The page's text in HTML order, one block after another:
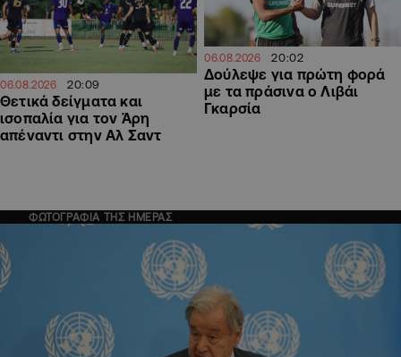
06.08.2026 20:09
Θετικά δείγματα και
ισοπαλία για τον Άρη
απέναντι στην Αλ Σαντ
06.08.2026 20:02
Δούλεψε για πρώτη φορά
με τα πράσινα ο Λιβάι
Γκαρσία
ΦΩΤΟΓΡΑΦΙΑ ΤΗΣ ΗΜΕΡΑΣ